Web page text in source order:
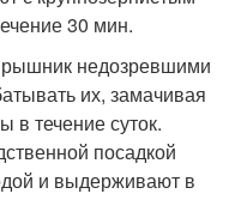
30 мин.
недозревшими
их, замачивая
в течение суток.
посадкой
и выдерживают в